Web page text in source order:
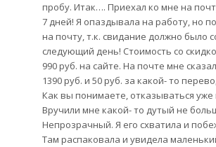
пробу. Итак…. Приехал ко мне на
7 дней! Я опаздывала на работу, но
на почту, т.к. свидание должно было
следующий день! Стоимость со
990 руб. на сайте. На почте мне
1390 руб. и 50 руб. за какой- то
Как вы понимаете, отказываться уже
Вручили мне какой- то дутый не
Непрозрачный. Я его схватила и
Там распаковала и увидела